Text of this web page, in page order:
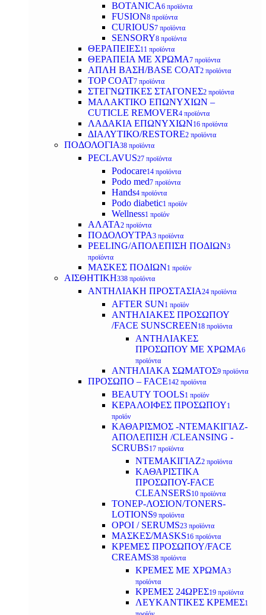
BOTANICA6 προϊόντα
FUSION8 προϊόντα
CURIOUS7 προϊόντα
SENSORY8 προϊόντα
ΘΕΡΑΠΕΙΕΣ11 προϊόντα
ΘΕΡΑΠΕΙΑ ΜΕ ΧΡΩΜΑ7 προϊόντα
ΑΠΛΗ ΒΑΣΗ/BASE COAT2 προϊόντα
TOP COAT7 προϊόντα
ΣΤΕΓΝΩΤΙΚΕΣ ΣΤΑΓΟΝΕΣ2 προϊόντα
ΜΑΛΑΚΤΙΚΟ ΕΠΩΝΥΧΙΩΝ –
CUTICLE REMOVER4 προϊόντα
ΛΑΔΑΚΙΑ ΕΠΩΝΥΧΙΩΝ16 προϊόντα
ΔΙΑΛΥΤΙΚΟ/RESTORE2 προϊόντα
ΠΟΔΟΛΟΓΙΑ38 προϊόντα
PECLAVUS27 προϊόντα
Podocare14 προϊόντα
Podo med7 προϊόντα
Hands4 προϊόντα
Podo diabetic1 προϊόν
Wellness1 προϊόν
ΑΛΑΤΑ2 προϊόντα
ΠΟΔΟΛΟΥΤΡΑ3 προϊόντα
PEELING/ΑΠΟΛΕΠΙΣΗ ΠΟΔΙΩΝ3
προϊόντα
ΜΑΣΚΕΣ ΠΟΔΙΩΝ1 προϊόν
ΑΙΣΘΗΤΙΚΗ338 προϊόντα
ΑΝΤΗΛΙΑΚΗ ΠΡΟΣΤΑΣΙΑ24 προϊόντα
AFTER SUN1 προϊόν
ΑΝΤΗΛΙΑΚΕΣ ΠΡΟΣΩΠΟΥ
/FACE SUNSCREEN18 προϊόντα
ΑΝΤΗΛΙΑΚΕΣ
ΠΡΟΣΩΠΟΥ ΜΕ ΧΡΩΜΑ6
προϊόντα
ΑΝΤΗΛΙΑΚΑ ΣΩΜΑΤΟΣ9 προϊόντα
ΠΡΟΣΩΠΟ – FACE142 προϊόντα
BEAUTY TOOLS1 προϊόν
ΚΕΡΑΛΟΙΦΕΣ ΠΡΟΣΩΠΟΥ1
προϊόν
ΚΑΘΑΡΙΣΜΟΣ -ΝΤΕΜΑΚΙΓΙΑΖ-
ΑΠΟΛΕΠΙΣΗ /CLEANSING -
SCRUBS17 προϊόντα
ΝΤΕΜΑΚΙΓΙΑΖ2 προϊόντα
ΚΑΘΑΡΙΣΤΙΚΑ
ΠΡΟΣΩΠΟΥ-FACE
CLEANSERS10 προϊόντα
ΤΟΝΕΡ-ΛΟΣΙΟΝ/TONERS-
LOTIONS9 προϊόντα
ΟΡΟΙ / SERUMS23 προϊόντα
ΜΑΣΚΕΣ/MASKS16 προϊόντα
ΚΡΕΜΕΣ ΠΡΟΣΩΠΟΥ/FACE
CREAMS38 προϊόντα
ΚΡΕΜΕΣ ΜΕ ΧΡΩΜΑ3
προϊόντα
ΚΡΕΜΕΣ 24ΩΡΕΣ19 προϊόντα
ΛΕΥΚΑΝΤΙΚΕΣ ΚΡΕΜΕΣ1